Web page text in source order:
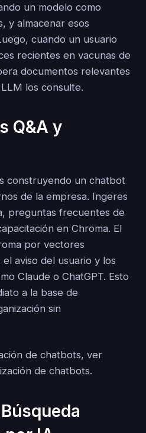
un modelo como
y almacenar esos
cuando un usuario
recientes en vacunas de
documentos relevantes
los consulte.
Q&A y
construyendo un chatbot
de la empresa. Ingeres
preguntas frecuentes de
en Chroma. El
por vectores
aviso del usuario y los
Claude o ChatGPT. Esto
a la base de
sin
de chatbots, ver
de chatbots.